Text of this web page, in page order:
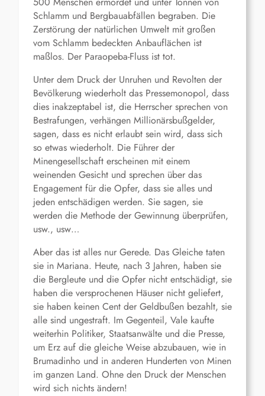
Schlamm und Bergbauabfällen begraben. Die
Zerstörung der natürlichen Umwelt mit großen
vom Schlamm bedeckten Anbauflächen ist
maßlos. Der Paraopeba-Fluss ist tot.
Unter dem Druck der Unruhen und Revolten der
Bevölkerung wiederholt das Pressemonopol, dass
dies inakzeptabel ist, die Herrscher sprechen von
Bestrafungen, verhängen Millionärsbußgelder,
sagen, dass es nicht erlaubt sein wird, dass sich
so etwas wiederholt. Die Führer der
Minengesellschaft erscheinen mit einem
weinenden Gesicht und sprechen über das
Engagement für die Opfer, dass sie alles und
jeden entschädigen werden. Sie sagen, sie
werden die Methode der Gewinnung überprüfen,
usw., usw…
Aber das ist alles nur Gerede. Das Gleiche taten
sie in Mariana. Heute, nach 3 Jahren, haben sie
die Bergleute und die Opfer nicht entschädigt, sie
haben die versprochenen Häuser nicht geliefert,
sie haben keinen Cent der Geldbußen bezahlt, sie
alle sind ungestraft. Im Gegenteil, Vale kaufte
weiterhin Politiker, Staatsanwälte und die Presse,
um Erz auf die gleiche Weise abzubauen, wie in
Brumadinho und in anderen Hunderten von Minen
im ganzen Land. Ohne den Druck der Menschen
wird sich nichts ändern!